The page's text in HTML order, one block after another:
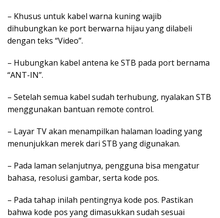
– Khusus untuk kabel warna kuning wajib
dihubungkan ke port berwarna hijau yang dilabeli
dengan teks “Video”.
– Hubungkan kabel antena ke STB pada port bernama
“ANT-IN”.
– Setelah semua kabel sudah terhubung, nyalakan STB
menggunakan bantuan remote control.
– Layar TV akan menampilkan halaman loading yang
menunjukkan merek dari STB yang digunakan.
– Pada laman selanjutnya, pengguna bisa mengatur
bahasa, resolusi gambar, serta kode pos.
– Pada tahap inilah pentingnya kode pos. Pastikan
bahwa kode pos yang dimasukkan sudah sesuai